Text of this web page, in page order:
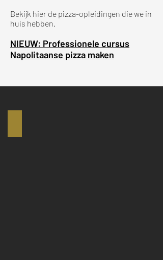
Bekijk hier de pizza-opleidingen die we in
huis hebben.
NIEUW: Professionele cursus
Napolitaanse pizza maken